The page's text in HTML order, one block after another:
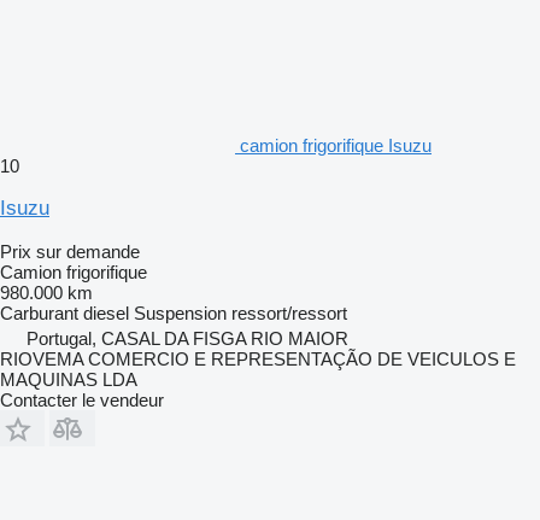
camion frigorifique Isuzu
10
Isuzu
Prix sur demande
Camion frigorifique
980.000 km
Carburant diesel Suspension ressort/ressort
Portugal, CASAL DA FISGA RIO MAIOR
RIOVEMA COMERCIO E REPRESENTAÇÃO DE VEICULOS E
MAQUINAS LDA
Contacter le vendeur